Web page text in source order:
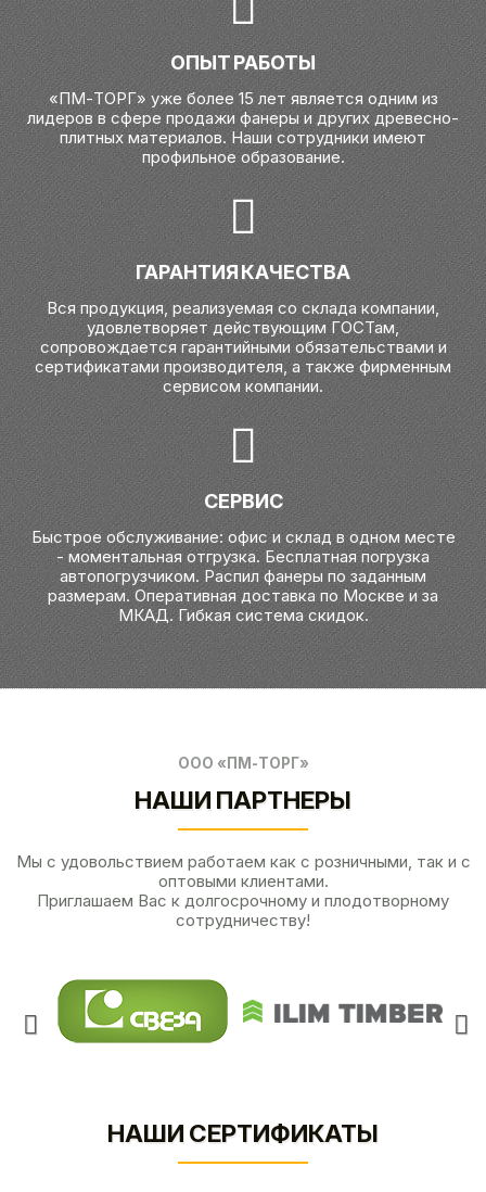
ОПЫТ РАБОТЫ
«ПМ-ТОРГ» уже более 15 лет является одним из
лидеров в сфере продажи фанеры и других древесно-
плитных материалов. Наши сотрудники имеют
профильное образование.
ГАРАНТИЯ КАЧЕСТВА
Вся продукция, реализуемая со склада компании,
удовлетворяет действующим ГОСТам,
сопровождается гарантийными обязательствами и
сертификатами производителя, а также фирменным
сервисом компании.
СЕРВИС
Быстрое обслуживание: офис и склад в одном месте
- моментальная отгрузка. Бесплатная погрузка
автопогрузчиком. Распил фанеры по заданным
размерам. Оперативная доставка по Москве и за
МКАД. Гибкая система скидок.
ООО «ПМ-ТОРГ»
НАШИ ПАРТНЕРЫ
Мы с удовольствием работаем как с розничными, так и с
оптовыми клиентами.
Приглашаем Вас к долгосрочному и плодотворному
сотрудничеству!
НАШИ СЕРТИФИКАТЫ